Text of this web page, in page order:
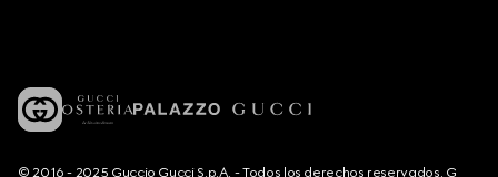
© 2016 - 2025 Guccio Gucci S.p.A. - Todos los derechos reservados. G